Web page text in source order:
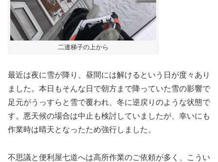
二連梯子の上から
最近は夜に雪が降り、昼間には解けるという日が度々あり
ました。本日もそんな日で朝方まで降っていた雪の影響で
足元がうっすらと雪で覆われ、冬に逆戻りのような状態で
す。悪天候の場合は中止も検討していましたが、幸いにも
作業時は晴天となったため強行しました。
不思議と便利屋七道へは高所作業のご依頼が多く、こうい